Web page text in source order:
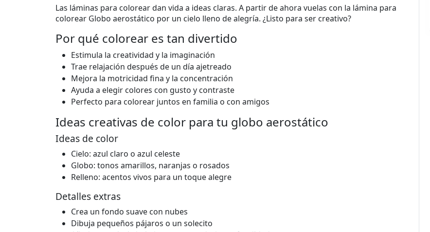
Las láminas para colorear dan vida a ideas claras. A partir de ahora vuelas con la lámina para
colorear Globo aerostático por un cielo lleno de alegría. ¿Listo para ser creativo?
Por qué colorear es tan divertido
Estimula la creatividad y la imaginación
Trae relajación después de un día ajetreado
Mejora la motricidad fina y la concentración
Ayuda a elegir colores con gusto y contraste
Perfecto para colorear juntos en familia o con amigos
Ideas creativas de color para tu globo aerostático
Ideas de color
Cielo: azul claro o azul celeste
Globo: tonos amarillos, naranjas o rosados
Relleno: acentos vivos para un toque alegre
Detalles extras
Crea un fondo suave con nubes
Dibuja pequeños pájaros o un solecito